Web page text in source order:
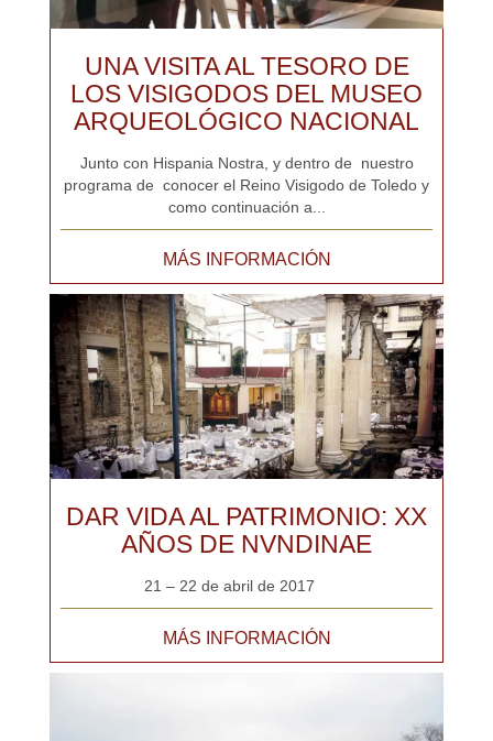
UNA VISITA AL TESORO DE
LOS VISIGODOS DEL MUSEO
ARQUEOLÓGICO NACIONAL
Junto con Hispania Nostra, y dentro de nuestro
programa de conocer el Reino Visigodo de Toledo y
como continuación a...
MÁS INFORMACIÓN
DAR VIDA AL PATRIMONIO: XX
AÑOS DE NVNDINAE
21 – 22 de abril de 2017
MÁS INFORMACIÓN